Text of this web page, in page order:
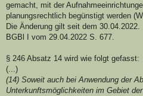
gemacht, mit der
planungsrechtlich begünstigt werden
Die Änderung gilt seit dem 30.04.2022.
BGBl I vom 29.04.2022 S. 677.
§ 246 Absatz 14 wird wie folgt gefasst:
(...)
(14) Soweit auch bei Anwendung der
Unterkunftsmöglichkeiten im Gebiet